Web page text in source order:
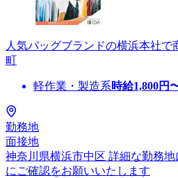
人気バッグブランドの横浜本社で
町
軽作業・製造系時給1,800円
勤務地
面接地
神奈川県横浜市中区 詳細な勤務
にご確認をお願いいたします